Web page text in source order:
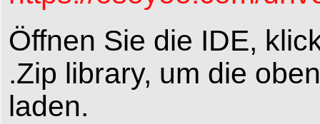
Öffnen Sie die IDE,
.Zip library, um die
laden.